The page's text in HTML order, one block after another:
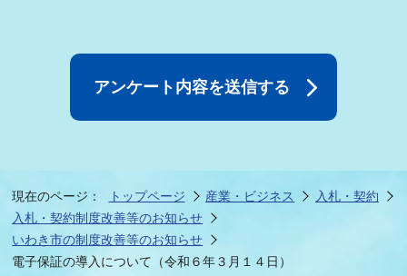
現在のページ： トップページ 産業・ビジネス
入札・契約
入札・契約制度改善等のお知らせ
いわき市の制度改善等のお知らせ
電子保証の導入について（令和６年３月１４日）